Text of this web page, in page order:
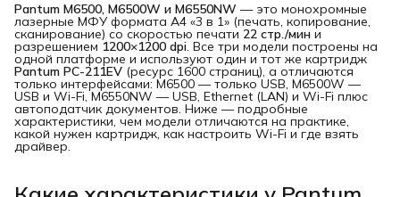
Pantum M6500, M6500W и M6550NW — это монохромные
лазерные МФУ формата A4 «3 в 1» (печать, копирование,
сканирование) со скоростью печати 22 стр./мин и
разрешением 1200×1200 dpi. Все три модели построены на
одной платформе и используют один и тот же картридж
Pantum PC-211EV (ресурс 1600 страниц), а отличаются
только интерфейсами: M6500 — только USB, M6500W —
USB и Wi-Fi, M6550NW — USB, Ethernet (LAN) и Wi-Fi плюс
автоподатчик документов. Ниже — подробные
характеристики, чем модели отличаются на практике,
какой нужен картридж, как настроить Wi-Fi и где взять
драйвер.